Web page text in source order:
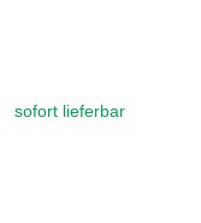
sofort lieferbar